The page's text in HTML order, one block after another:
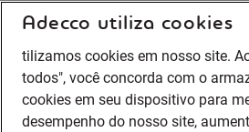
Adecco utiliza cookies
tilizamos cookies em nosso site.
todos", você concorda com o
cookies em seu dispositivo para
desempenho do nosso site,